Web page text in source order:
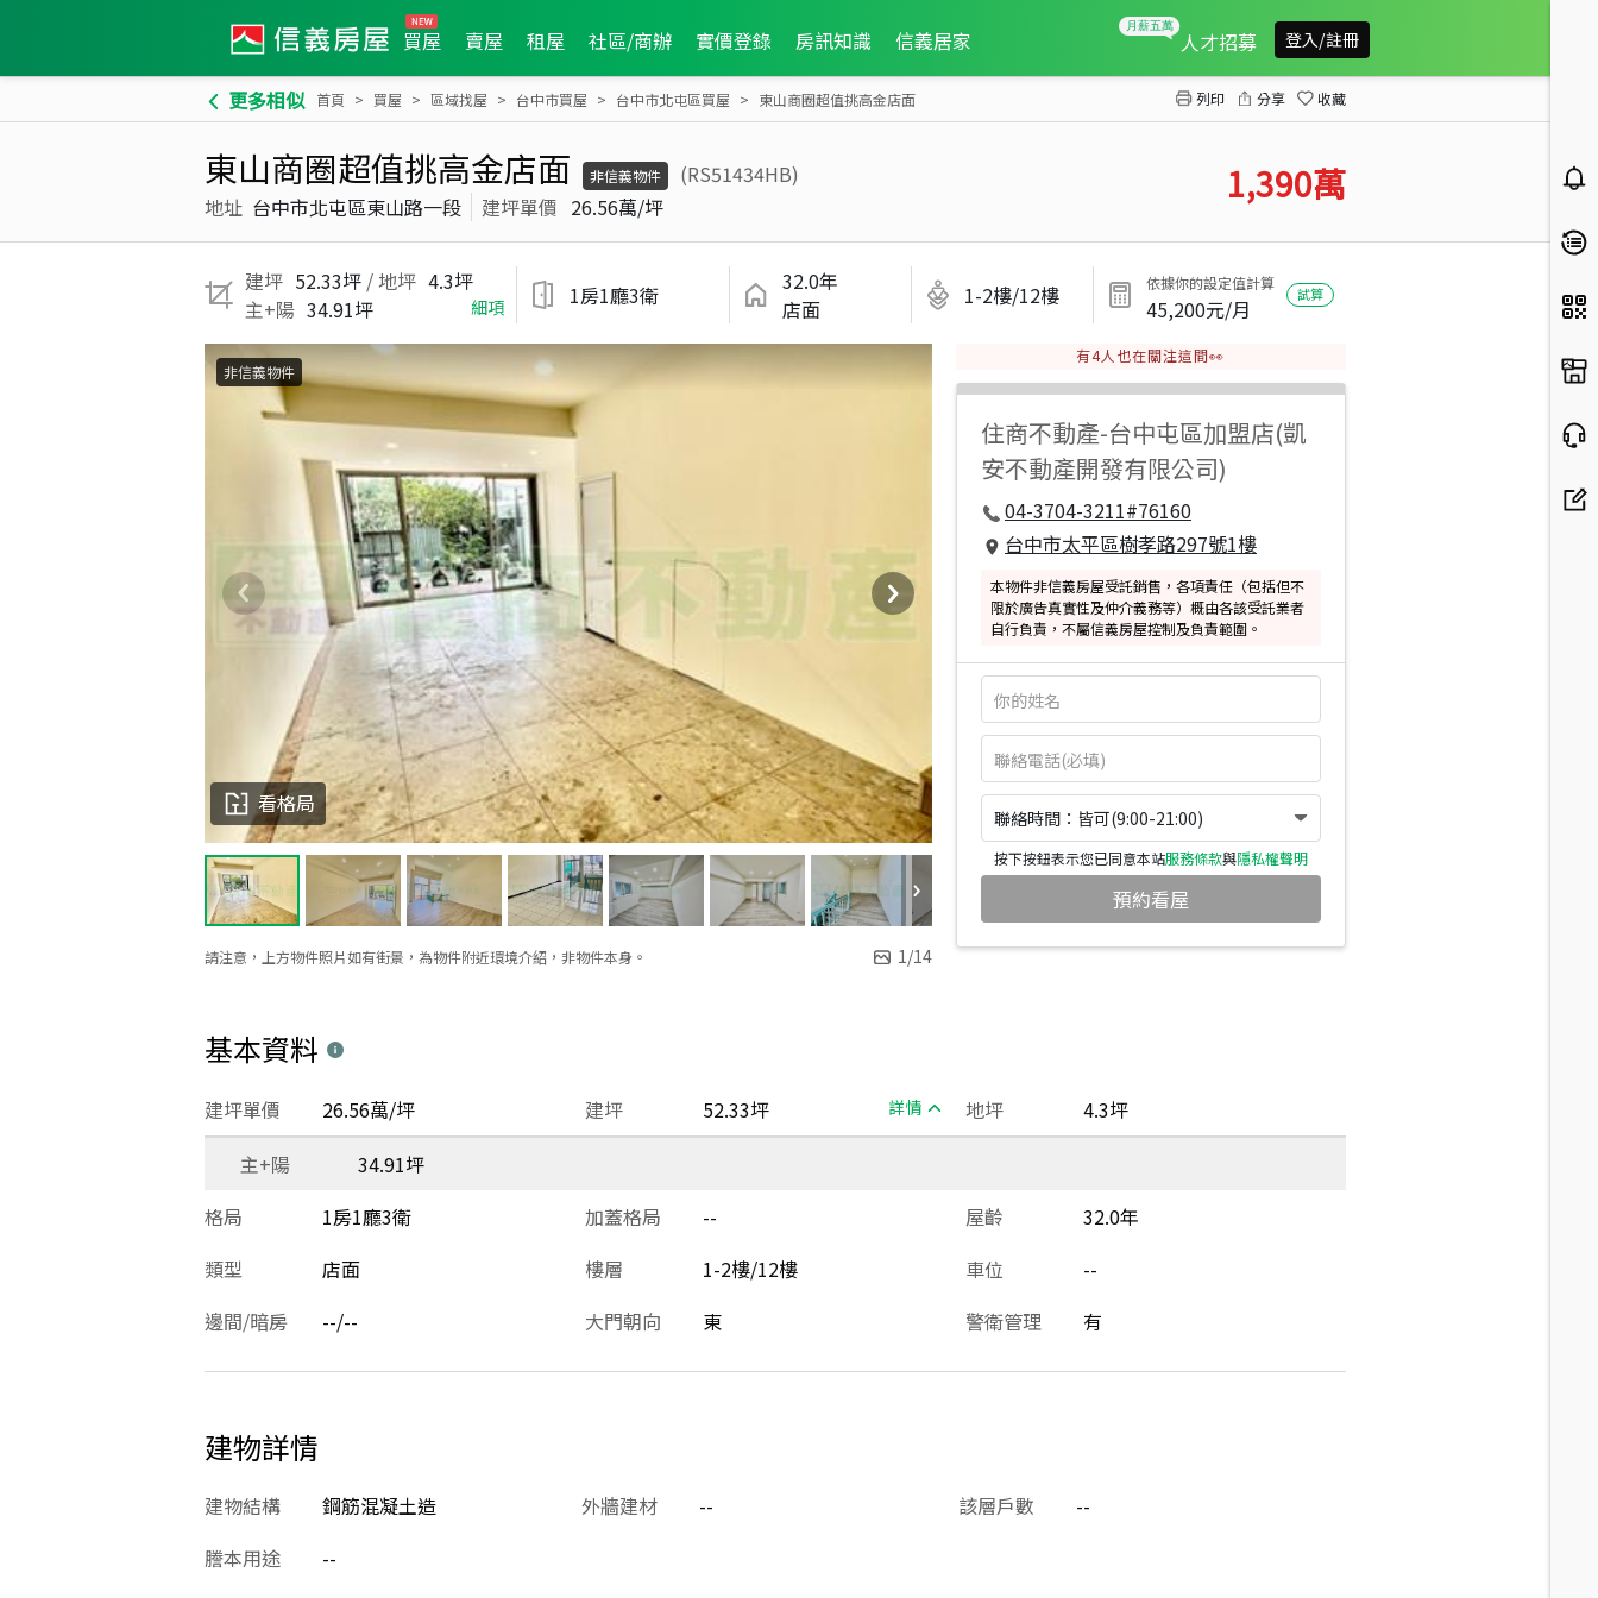
買屋 賣屋 租屋 社區/商辦 實價登錄 房訊知識 信義居家 人才招募 登入/註冊
更多相似 首頁 買屋 區域找屋 台中市買屋 台中市北屯區買屋 東山商圈超值挑高金店面 列印 分享 收藏
東山商圈超值挑高金店面 非信義物件
(RS51434HB)
地址 台中市北屯區東山路一段 建坪單價 26.56萬/坪 1,390萬
建坪 52.33坪 / 地坪 4.3坪
主+陽 34.91坪 細項 1房1廳3衛
32.0年
店面
1-2樓/12樓 依據你的設定值計算
45,200元/月
試算
請注意，上方物件照片如有街景，為物件附近環境介紹，非物件本身。 1/14
看格局
非信義物件
有4人也在關注這間👀
住商不動產-台中屯區加盟店(凱
安不動產開發有限公司)
04-3704-3211#76160
台中市太平區樹孝路297號1樓
本物件非信義房屋受託銷售，各項責任（包括但不
限於廣告真實性及仲介義務等）概由各該受託業者
自行負責，不屬信義房屋控制及負責範圍。
聯絡時間：皆可(9:00-21:00)
按下按鈕表示您已同意本站服務條款與隱私權聲明
預約看屋
基本資料
建坪 52.33坪 詳情
建坪單價 26.56萬/坪 地坪
4.3坪
主+陽
34.91坪
格局
1房1廳3衛 加蓋格局 -- 屋齡
32.0年
類型
店面 樓層 1-2樓/12樓 車位
--
邊間/暗房
--/-- 大門朝向 東 警衛管理 有
建物詳情
建物結構 鋼筋混凝土造 外牆建材 -- 該層戶數
--
謄本用途
--